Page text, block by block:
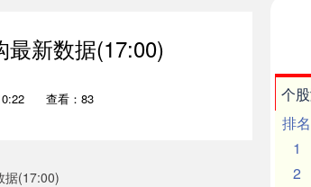
新数据(17:00)
查看：83 个
排名
1
2